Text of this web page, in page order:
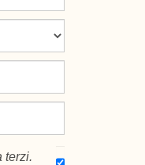
terzi.